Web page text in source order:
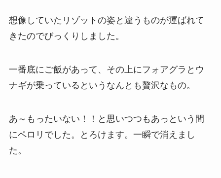
想像していたリゾットの姿と違うものが運ばれて
きたのでびっくりしました。
一番底にご飯があって、その上にフォアグラとウ
ナギが乗っているというなんとも贅沢なもの。
あ～もったいない！！と思いつつもあっという間
にペロリでした。とろけます。一瞬で消えまし
た。